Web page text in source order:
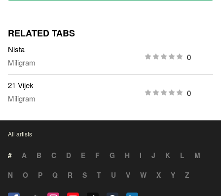
RELATED TABS
Nista
Miligram
0
21 Vijek
Miligram
0
All artists
# A B C D E F G H I J K L
M
N
O P Q R S T U V W X Y Z